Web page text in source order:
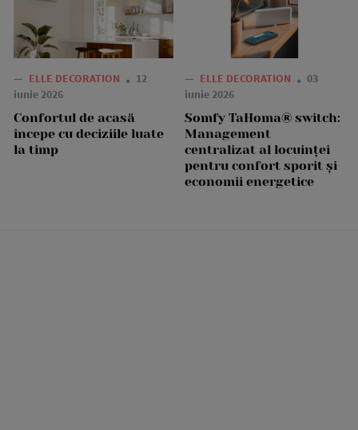
— ELLE DECORATION
12
iunie 2026
Confortul de acasă
începe cu deciziile luate
la timp
— ELLE DECORATION
03
iunie 2026
Somfy TaHoma® switch:
Management
centralizat al locuinței
pentru confort sporit și
economii energetice